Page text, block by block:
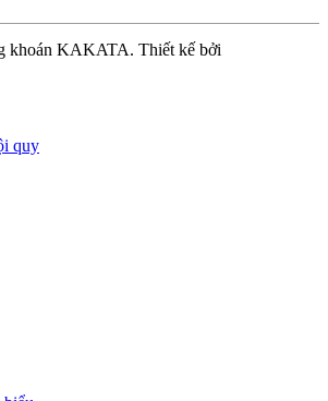
khoán KAKATA. Thiết kế bởi
quy